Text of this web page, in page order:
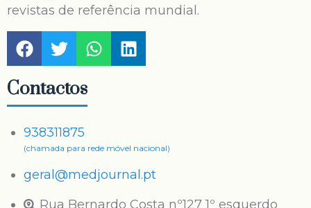
revistas de referência mundial.
Contactos
938311875
(chamada para rede móvel nacional)
geral@medjournal.pt
Rua Bernardo Costa nº127 1º esquerdo